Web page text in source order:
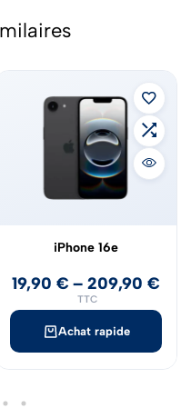
Achat rapide
iPhone 16e
19,90 € –209,90 €
TTC